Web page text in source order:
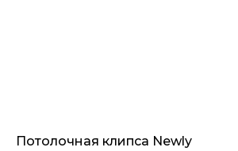
Потолочная клипса Newly